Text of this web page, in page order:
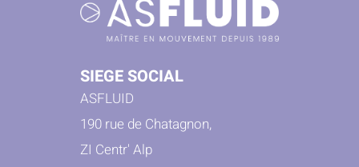
SIEGE SOCIAL
ASFLUID
190 rue de Chatagnon,
ZI Centr' Alp